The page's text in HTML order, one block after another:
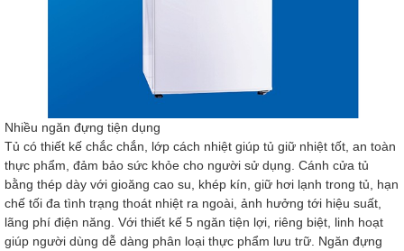
Nhiều ngăn đựng tiện dụng
Tủ có thiết kế chắc chắn, lớp cách nhiệt giúp tủ giữ nhiệt tốt, an toàn
thực phẩm, đảm bảo sức khỏe cho người sử dụng. Cánh cửa tủ
bằng thép dày với gioăng cao su, khép kín, giữ hơi lạnh trong tủ, hạn
chế tối đa tình trạng thoát nhiệt ra ngoài, ảnh hưởng tới hiệu suất,
lãng phí điện năng. Với thiết kế 5 ngăn tiện lợi, riêng biệt, linh hoạt
giúp người dùng dễ dàng phân loại thực phẩm lưu trữ. Ngăn đựng